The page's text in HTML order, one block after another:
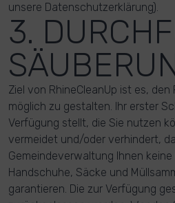
unsere Datenschutzerklärung).
3.
Ziel von RhineCleanUp ist es,
möglich zu gestalten. Ihr erster
Verfügung stellt, die Sie nutzen
vermeidet und/oder verhindert,
Gemeindeverwaltung Ihnen
Handschuhe, Säcke und
garantieren. Die zur Verfügung